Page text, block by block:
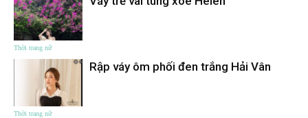
Thời trang nữ
Thời trang nữ
Rập váy ôm phối đen trắng Hải Vân